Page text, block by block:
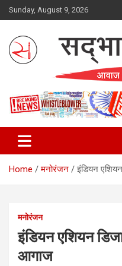
Skip
to
Sunday, August 9, 2026
Sadbhawna
Home मनोरंजन इंडियन
मनोरंजन
इंडियन एशियन
आगाज